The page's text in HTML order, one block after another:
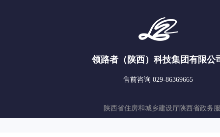
领路者（陕西）科技集团有限公
售前咨询 029-86369665
陕西省住房和城乡建设厅陕西省政务